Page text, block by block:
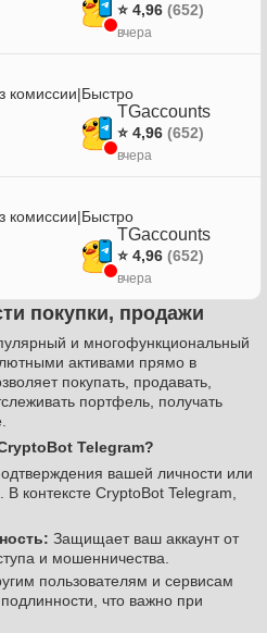
⭐ 4,96 (652)
вчера
комиссии|Быстро
TGaccounts
⭐ 4,96 (652)
вчера
комиссии|Быстро
TGaccounts
⭐ 4,96 (652)
вчера
покупки, продажи
и многофункциональный
активами прямо в
покупать, продавать,
портфель, получать
Telegram?
вашей личности или
контексте CryptoBot Telegram,
Защищает ваш аккаунт от
и мошенничества.
пользователям и сервисам
что важно при